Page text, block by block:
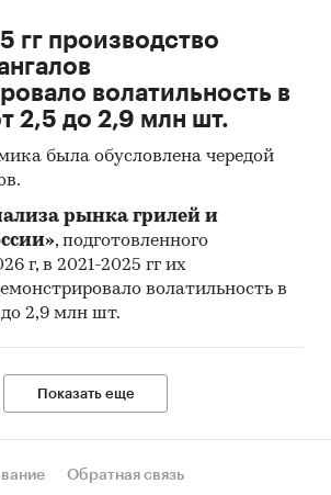
гг производство
волатильность в
2,5 до 2,9 млн шт.
была обусловлена чередой
рынка грилей и
, подготовленного
г, в 2021-2025 гг их
волатильность в
до 2,9 млн шт.
Показать еще
Обратная связь